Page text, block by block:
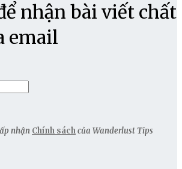
nhận bài viết chất
email
nhận Chính sáchcủa Wanderlust Tips